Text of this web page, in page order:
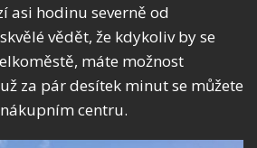
asi hodinu severně od
vědět, že kdykoliv by se
máte možnost
za pár desítek minut se můžete
centru.